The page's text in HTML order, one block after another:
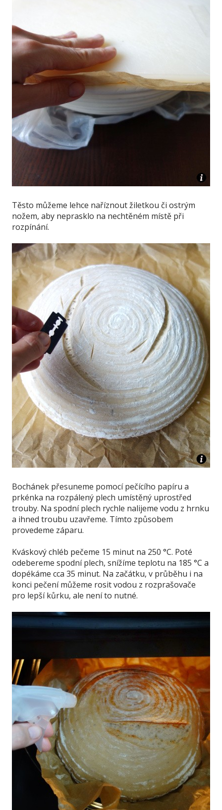
Těsto můžeme lehce naříznout žiletkou či ostrým
nožem, aby neprasklo na nechtěném místě při
rozpínání.
Bochánek přesuneme pomocí pečícího papíru a
prkénka na rozpálený plech umístěný uprostřed
trouby. Na spodní plech rychle nalijeme vodu z hrnku
a ihned troubu uzavřeme. Tímto způsobem
provedeme záparu.
Kváskový chléb pečeme 15 minut na 250 °C. Poté
odebereme spodní plech, snížíme teplotu na 185 °C a
dopékáme cca 35 minut. Na začátku, v průběhu i na
konci pečení můžeme rosit vodou z rozprašovače
pro lepší kůrku, ale není to nutné.